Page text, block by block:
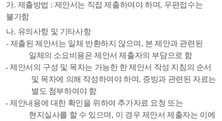
가. 제출방법 : 제안서는 직접 제출하여야 하며, 우편접수는
불가함
나. 유의사항 및 기타사항
- 제출된 제안서는 일체 반환하지 않으며 , 본 제안과 관련된
일체의 소요비용은 제안서 제출자의 부담으로 함
-제안서의 구성 및 목차는 가능한 한 제안서 작성 지침의 순서
및 목차에 의해 작성하여야 하며, 증빙과 관련된 자료는
별도 첨부하여야 함
-제안내용에 대한 확인을 위하여 추가자료 요청 또는
현지실사를 할 수 있으며 , 이 경우 제안서 제출자는 이에